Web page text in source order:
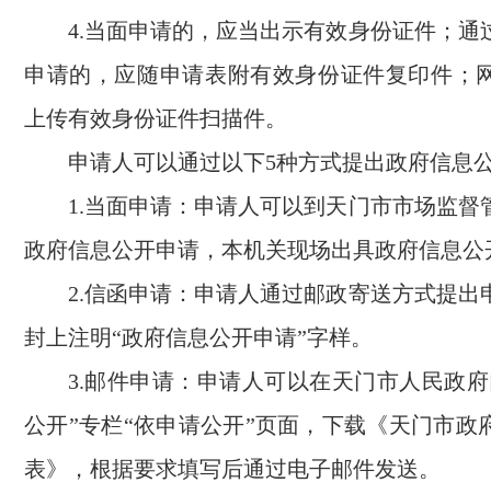
4.当面申请的，应当出示有效身份证件；通
申请的，应随申请表附有效身份证件复印件；
上传有效身份证件扫描件。
申请人可以通过以下5种方式提出政府信息
1.当面申请：申请人可以到天门市市场监督
政府信息公开申请，本机关现场出具政府信息公
2.信函申请：申请人通过邮政寄送方式提出
封上注明“政府信息公开申请”字样。
3.邮件申请：申请人可以在天门市人民政
公开”专栏“依申请公开”页面，下载《天门市政
表》，根据要求填写后通过电子邮件发送。